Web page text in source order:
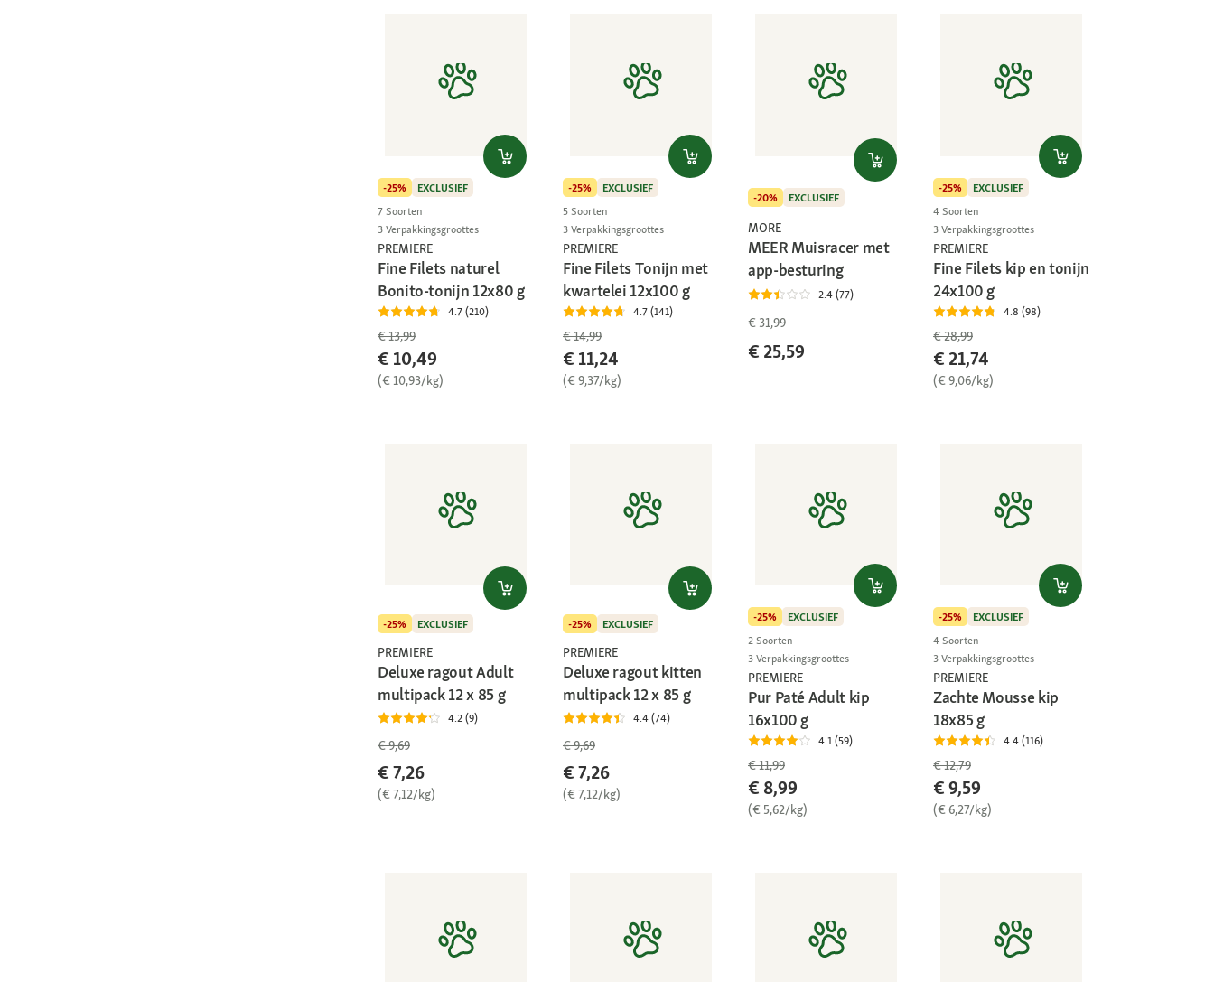
-25%
EXCLUSIEF
7 Soorten
3 Verpakkingsgroottes
PREMIERE
Fine Filets naturel
Bonito-tonijn 12x80 g
4.7 (210)
€ 13,99
€ 10,49
(€ 10,93/kg)
-25%
EXCLUSIEF
5 Soorten
3 Verpakkingsgroottes
PREMIERE
Fine Filets Tonijn met
kwartelei 12x100 g
4.7 (141)
€ 14,99
€ 11,24
(€ 9,37/kg)
-20% EXCLUSIEF
MORE
MEER Muisracer met
app-besturing
2.4 (77)
€ 31,99
€ 25,59
-25%
EXCLUSIEF
4 Soorten
3 Verpakkingsgroottes
PREMIERE
Fine Filets kip en tonijn
24x100 g
4.8 (98)
€ 28,99
€ 21,74
(€ 9,06/kg)
-25% EXCLUSIEF
PREMIERE
Deluxe ragout Adult
multipack 12 x 85 g
4.2 (9)
€ 9,69
€ 7,26
(€ 7,12/kg)
-25% EXCLUSIEF
PREMIERE
Deluxe ragout kitten
multipack 12 x 85 g
4.4 (74)
€ 9,69
€ 7,26
(€ 7,12/kg)
-25%
EXCLUSIEF
2 Soorten
3 Verpakkingsgroottes
PREMIERE
Pur Paté Adult kip
16x100 g
4.1 (59)
€ 11,99
€ 8,99
(€ 5,62/kg)
-25%
EXCLUSIEF
4 Soorten
3 Verpakkingsgroottes
PREMIERE
Zachte Mousse kip
18x85 g
4.4 (116)
€ 12,79
€ 9,59
(€ 6,27/kg)